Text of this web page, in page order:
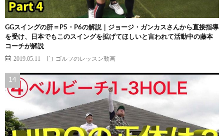
GGスイングの肝＝P5・P6の解説｜ジョージ・ガンカスさんから直接指導
を受け、日本でもこのスイングを拡げてほしいと言われて活動中の藤本
コーチが解説
2019.05.11 ゴルフのレッスン動画